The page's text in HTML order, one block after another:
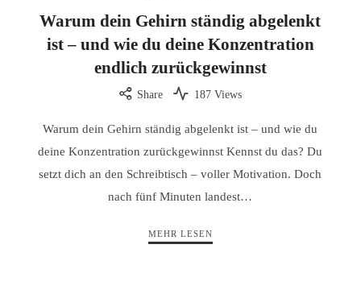
Warum dein Gehirn ständig abgelenkt
ist – und wie du deine Konzentration
endlich zurückgewinnst
Share 187 Views
Warum dein Gehirn ständig abgelenkt ist – und wie du
deine Konzentration zurückgewinnst Kennst du das? Du
setzt dich an den Schreibtisch – voller Motivation. Doch
nach fünf Minuten landest…
MEHR LESEN